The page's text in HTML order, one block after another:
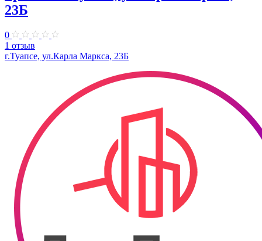
23Б
0
1 отзыв
г.Туапсе, ул.Карла Маркса, 23Б